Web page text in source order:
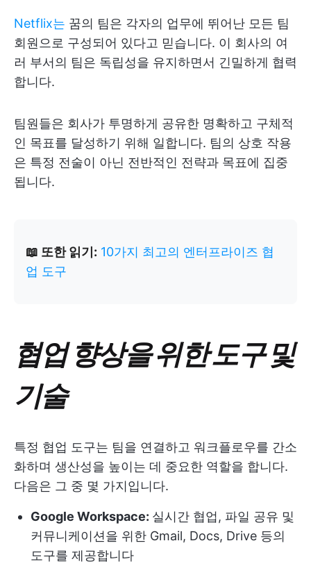
Netflix는 꿈의 팀은 각자의 업무에 뛰어난 모든 팀
회원으로 구성되어 있다고 믿습니다. 이 회사의 여
러 부서의 팀은 독립성을 유지하면서 긴밀하게 협력
합니다.
팀원들은 회사가 투명하게 공유한 명확하고 구체적
인 목표를 달성하기 위해 일합니다. 팀의 상호 작용
은 특정 전술이 아닌 전반적인 전략과 목표에 집중
됩니다.
📖 또한 읽기: 10가지 최고의 엔터프라이즈 협
업 도구
협업 향상을 위한 도구 및
기술
특정 협업 도구는 팀을 연결하고 워크플로우를 간소
화하며 생산성을 높이는 데 중요한 역할을 합니다.
다음은 그 중 몇 가지입니다.
Google Workspace: 실시간 협업, 파일 공유 및
커뮤니케이션을 위한 Gmail, Docs, Drive 등의
도구를 제공합니다